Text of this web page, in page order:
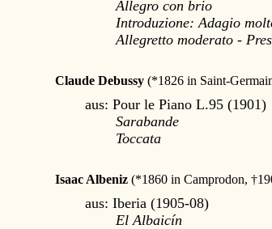
Allegro con brio
Introduzione: Adagio
Allegretto moderato -
Claude Debussy (*1826 in Saint-
aus: Pour le Piano L.95 (1901)
Sarabande
Toccata
Isaac Albeniz (*1860 in Camprodon,
aus: Iberia (1905-08)
El Albaicín